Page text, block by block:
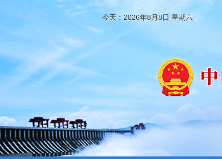
今天：2026年8月8日 星期六